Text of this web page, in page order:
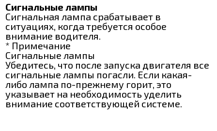
Сигнальные лампы
Сигнальная лампа срабатывает в
ситуациях, когда требуется особое
внимание водителя.
* Примечание
Сигнальные лампы
Убедитесь, что после запуска двигателя все
сигнальные лампы погасли. Если какая-
либо лампа по-прежнему горит, это
указывает на необходимость уделить
внимание соответствующей системе.